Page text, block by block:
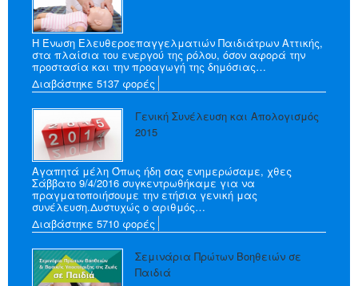
Η Ένωση Ελευθεροεπαγγελματιών Παιδιάτρων Αττικής,
στα πλαίσια του ενεργού της ρόλου, όσον αφορά την
προστασία και την προαγωγή της δημόσιας…
Διαβάστηκε 5137 φορές
Γενική Συνέλευση και Απολογισμός
2015
Αγαπητά μέλη Όπως ήδη σας ενημερώσαμε, χθες
Σάββατο 9/4/2016 συγκεντρωθήκαμε για να
πραγματοποιήσουμε την ετήσια γενική μας
συνέλευση.Δυστυχώς ο αριθμός…
Διαβάστηκε 5710 φορές
Σεμινάρια Πρώτων Βοηθειών σε
Παιδιά